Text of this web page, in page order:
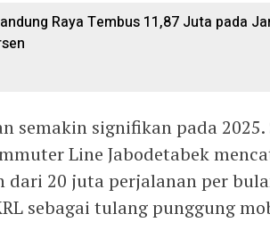
Raya Tembus 11,87 Juta pada
semakin signifikan pada 2025.
Line Jabodetabek
dari 20 juta perjalanan per
sebagai tulang punggung